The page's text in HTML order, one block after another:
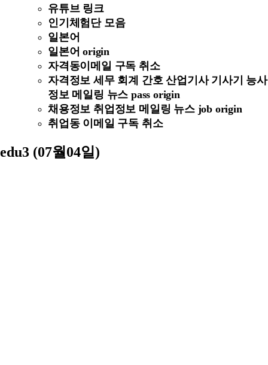
유튜브 링크
인기체험단 모음
일본어
일본어 origin
자격동이메일 구독 취소
자격정보 세무 회계 간호 산업기사 기사기 능사
정보 메일링 뉴스 pass origin
채용정보 취업정보 메일링 뉴스 job origin
취업동 이메일 구독 취소
edu3 (07월04일)